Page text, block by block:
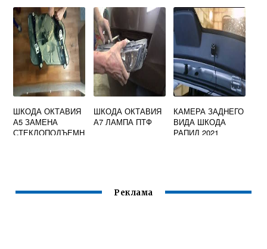
ШКОДА ОКТАВИЯ
А5 ЗАМЕНА
СТЕКЛОПОДЪЕМН
ШКОДА ОКТАВИЯ
А7 ЛАМПА ПТФ
КАМЕРА ЗАДНЕГО
ВИДА ШКОДА
РАПИД 2021
Реклама